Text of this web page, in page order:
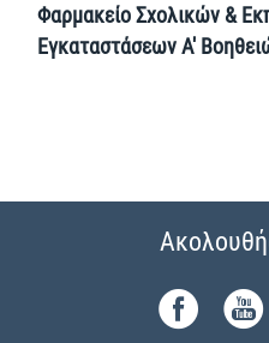
Φαρμακείο Σχολικών &
Εγκαταστάσεων Α'